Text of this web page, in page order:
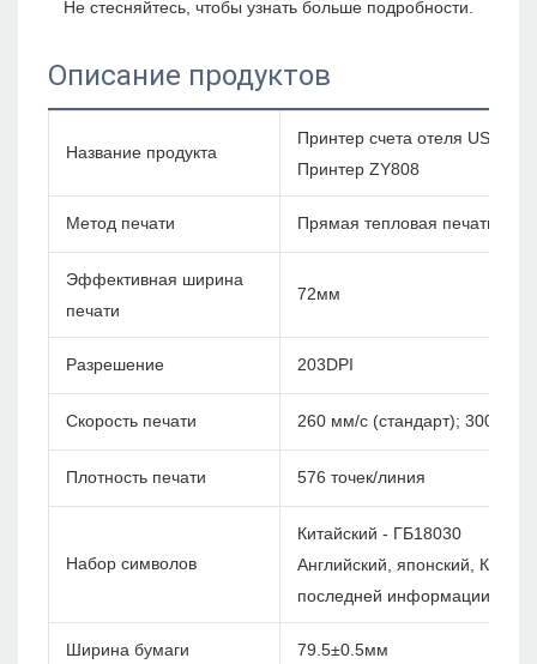
Описание продуктов
Название продукта
Принтер счета отеля USB
Принтер ZY808
Метод печати Прямая тепловая печать
Эффективная ширина
печати
72мм
Разрешение 203DPI
Скорость печати 260 мм/с (стандарт); 300 мм/с
Плотность печати 576 точек/линия
Набор символов
Китайский - ГБ18030
Английский, японский, Корея
последней информации)
Ширина бумаги 79.5±0.5мм